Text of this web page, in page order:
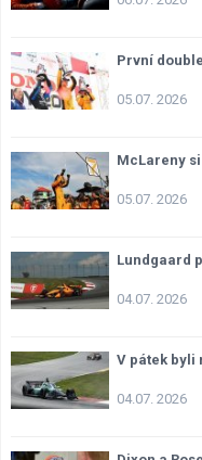
První
05.07. 2026
McLareny
05.07. 2026
Lundgaard
04.07. 2026
V pátek byli
04.07. 2026